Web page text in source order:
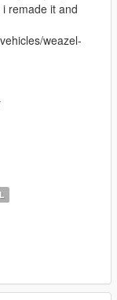
remade it and
weazel-